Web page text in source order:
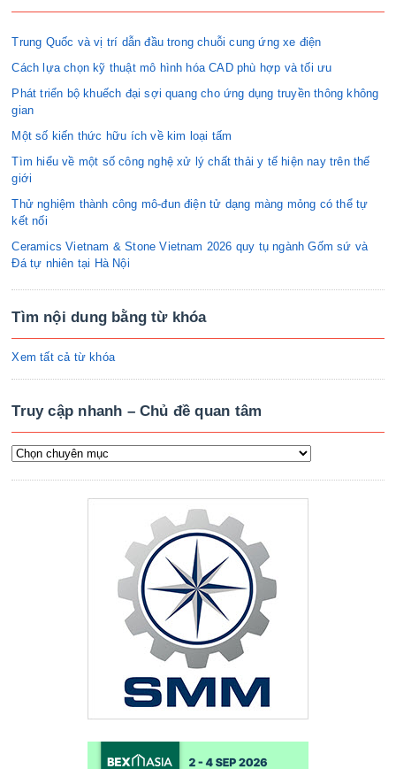
Trung Quốc và vị trí dẫn đầu trong chuỗi cung ứng xe điện
Cách lựa chọn kỹ thuật mô hình hóa CAD phù hợp và tối ưu
Phát triển bộ khuếch đại sợi quang cho ứng dụng truyền thông không
gian
Một số kiến thức hữu ích về kim loại tấm
Tìm hiểu về một số công nghệ xử lý chất thải y tế hiện nay trên thế
giới
Thử nghiệm thành công mô-đun điện tử dạng màng mỏng có thể tự
kết nối
Ceramics Vietnam & Stone Vietnam 2026 quy tụ ngành Gốm sứ và
Đá tự nhiên tại Hà Nội
Tìm nội dung bằng từ khóa
Xem tất cả từ khóa
Truy cập nhanh – Chủ đề quan tâm